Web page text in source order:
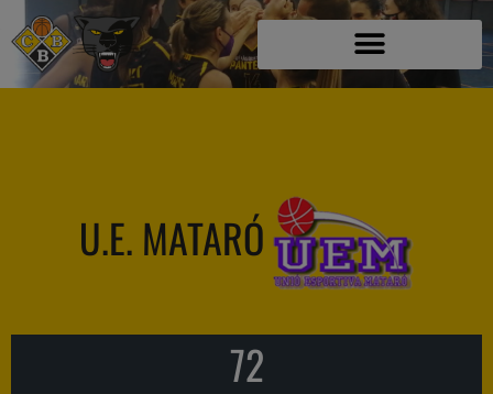
U.E. MATARÓ
72